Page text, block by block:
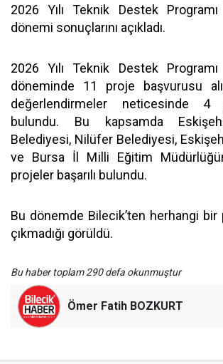
2026 Yılı Teknik Destek Programı
dönemi sonuçlarını açıkladı.
2026 Yılı Teknik Destek Programı
döneminde 11 proje başvurusu
değerlendirmeler neticesinde 4
bulundu. Bu kapsamda
Belediyesi, Nilüfer Belediyesi,
ve Bursa İl Milli Eğitim
projeler başarılı bulundu.
Bu dönemde Bilecik’ten herhangi
çıkmadığı görüldü.
Bu haber toplam 290 defa okunmuştur
Ömer Fatih BOZKURT